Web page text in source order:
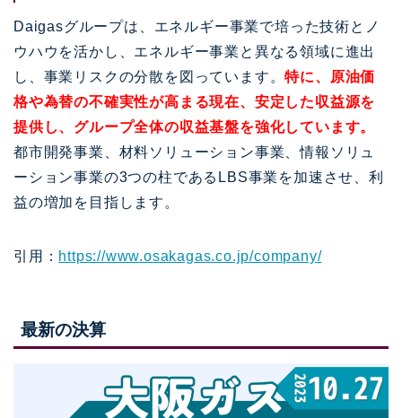
Daigasグループは、エネルギー事業で培った技術とノ
ウハウを活かし、エネルギー事業と異なる領域に進出
し、事業リスクの分散を図っています。特に、原油価
格や為替の不確実性が高まる現在、安定した収益源を
提供し、グループ全体の収益基盤を強化しています。
都市開発事業、材料ソリューション事業、情報ソリュ
ーション事業の3つの柱であるLBS事業を加速させ、利
益の増加を目指します。
引用： https://www.osakagas.co.jp/company/
最新の決算